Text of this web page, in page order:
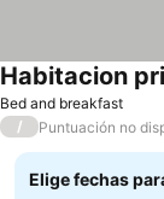
Bed and breakfast
Habitacion
/ Puntuación no
Elige fechas